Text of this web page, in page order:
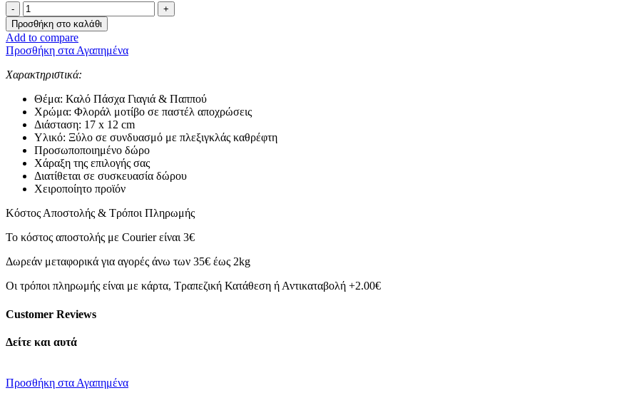
Πασχαλινό
Διακοσμητικό
Κουνελάκι
-Καλό
Πάσχα
Γιαγιά
Παππού-
ποσότητα
Προσθήκη στο καλάθι
Add to compare
Προσθήκη στα Αγαπημένα
Χαρακτηριστικά:
Θέμα: Καλό Πάσχα Γιαγιά & Παππού
Χρώμα: Φλοράλ μοτίβο σε παστέλ αποχρώσεις
Διάσταση: 17 x 12 cm
Υλικό: Ξύλο σε συνδυασμό με πλεξιγκλάς καθρέφτη
Προσωποποιημένο δώρο
Χάραξη της επιλογής σας
Διατίθεται σε συσκευασία δώρου
Χειροποίητο προϊόν
Κόστος Αποστολής & Τρόποι Πληρωμής
Το κόστος αποστολής με Courier είναι 3€
Δωρεάν μεταφορικά για αγορές άνω των 35€ έως 2kg
Οι τρόποι πληρωμής είναι με κάρτα, Τραπεζική Κατάθεση ή Αντικαταβολή +2.00€
Customer Reviews
Δείτε και αυτά
Προσθήκη στα Αγαπημένα